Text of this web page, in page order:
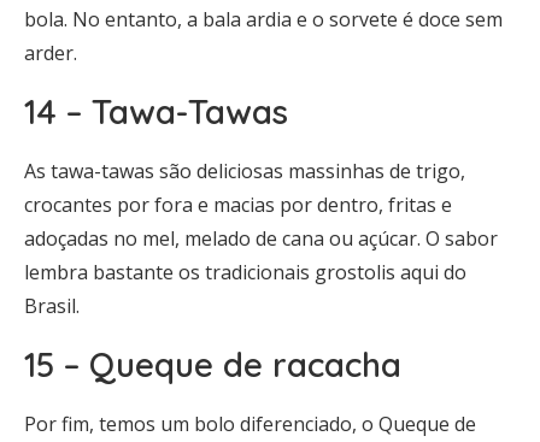
bola. No entanto, a bala ardia e o sorvete é doce sem
arder.
14 – Tawa-Tawas
As tawa-tawas são deliciosas massinhas de trigo,
crocantes por fora e macias por dentro, fritas e
adoçadas no mel, melado de cana ou açúcar. O sabor
lembra bastante os tradicionais grostolis aqui do
Brasil.
15 – Queque de racacha
Por fim, temos um bolo diferenciado, o Queque de